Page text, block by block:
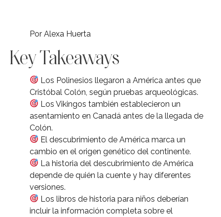
Por Alexa Huerta
Key Takeaways
Los Polinesios llegaron a América antes que
Cristóbal Colón, según pruebas arqueológicas.
Los Vikingos también establecieron un
asentamiento en Canadá antes de la llegada de
Colón.
El descubrimiento de América marca un
cambio en el origen genético del continente.
La historia del descubrimiento de América
depende de quién la cuente y hay diferentes
versiones.
Los libros de historia para niños deberían
incluir la información completa sobre el